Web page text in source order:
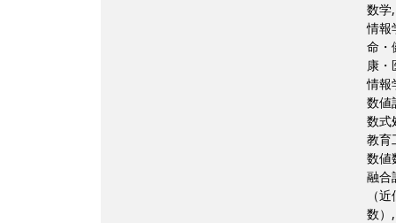
数学
情報
命・
康・
情報
数値
数式
教育
数値
融合
（
数）